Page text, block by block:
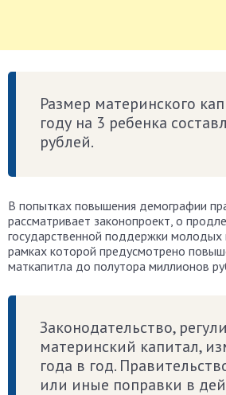
Размер материнского
году на 3 ребенка
рублей.
В попытках повышения демографии
рассматривает законопроект, о
государственной поддержки
рамках которой предусмотрено
маткапитла до полутора миллионов
Законодательство,
материнский капитал,
года в год.
или иные поправки в